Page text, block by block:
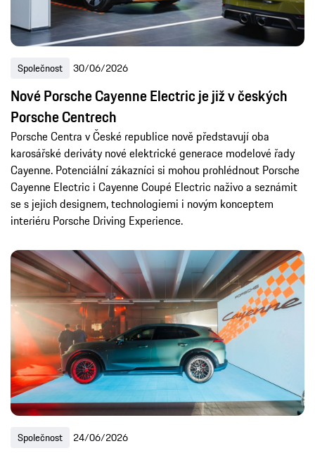
Společnost 30/06/2026
Nové Porsche Cayenne Electric je již v českých
Porsche Centrech
Porsche Centra v České republice nově představují oba
karosářské deriváty nové elektrické generace modelové řady
Cayenne. Potenciální zákazníci si mohou prohlédnout Porsche
Cayenne Electric i Cayenne Coupé Electric naživo a seznámit
se s jejich designem, technologiemi i novým konceptem
interiéru Porsche Driving Experience.
Společnost 24/06/2026